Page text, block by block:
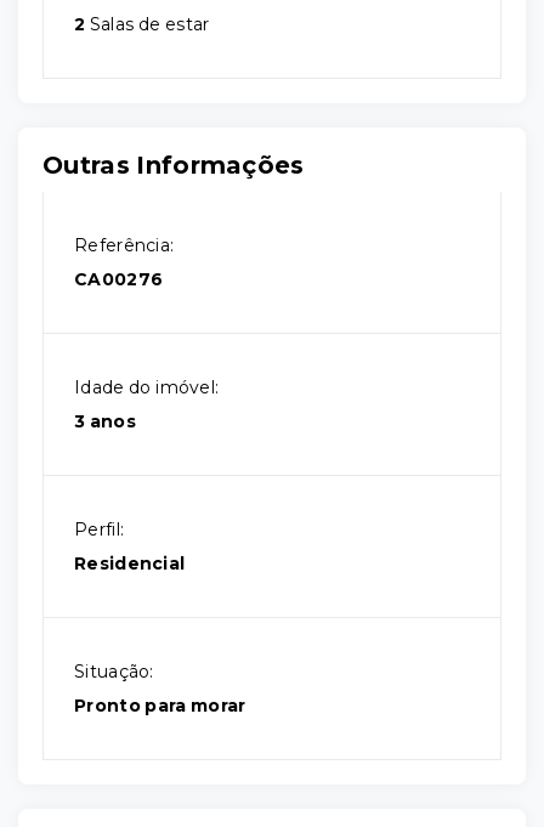
2 Salas de estar
Outras Informações
Referência:
CA00276
Idade do imóvel:
3 anos
Perfil:
Residencial
Situação:
Pronto para morar